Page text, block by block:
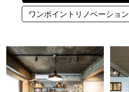
ワンポイントリノベーション